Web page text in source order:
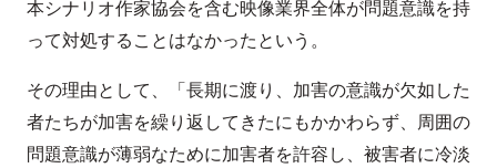
本シナリオ作家協会を含む映像業界全体が問題意識を持
って対処することはなかったという。
その理由として、「長期に渡り、加害の意識が欠如した
者たちが加害を繰り返してきたにもかかわらず、周囲の
問題意識が薄弱なために加害者を許容し、被害者に冷淡